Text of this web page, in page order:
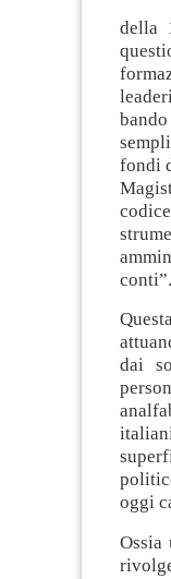
della
fondi
conti”.
dai
oggi
Ossia